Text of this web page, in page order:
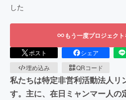
した
もう一度プロジェク
ポスト シェア
埋め込み
QRコード
私たちは特定非営利活動法人リ
す。主に、在日ミャンマー人の